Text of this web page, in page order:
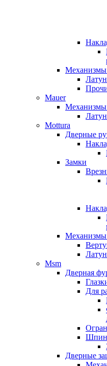
Механизмы
Mauer
Механизмы
Mottura
Дверные
Замки
Механизмы
Msm
Дверная
Для
Дверные